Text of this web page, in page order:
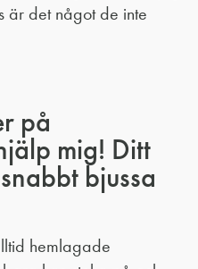
är det något de inte
på
mig! Ditt
bjussa
hemlagade